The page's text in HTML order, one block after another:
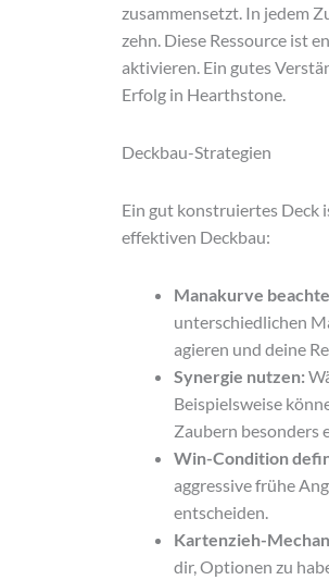
zusammensetzt. In jedem
zehn. Diese Ressource ist
aktivieren. Ein gutes
Erfolg in Hearthstone.
Deckbau-Strategien
Ein gut konstruiertes Deck
effektiven Deckbau:
Manakurve
unterschiedlichen
agieren und deine
Synergie nutzen:
Beispielsweise
Zaubern besonders
Win-Condition
aggressive frühe
entscheiden.
Kartenzieh-
dir, Optionen zu